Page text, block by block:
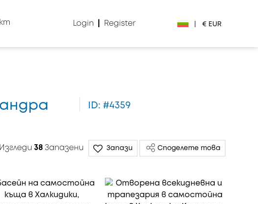
Login Register € EUR
ID: #4359
38Запазени Запази Споделете това